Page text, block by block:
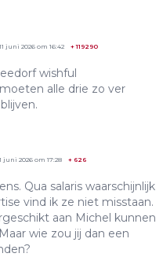
11 juni 2026 om 16:42 +119290
wishful
alle drie zo ver
juni 2026 om 17:28 + 626
Qua salaris waarschijnlijk
vind ik ze niet misstaan.
aan Michel kunnen
wie zou jij dan een